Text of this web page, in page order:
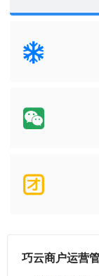
巧云商户运营